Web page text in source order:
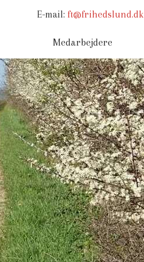
E-mail: ft@frihedslund.dk
Medarbejdere